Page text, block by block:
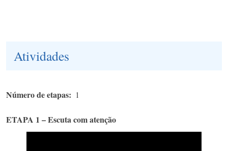
Atividades
Número de etapas 1
ETAPA 1 – Escuta com atenção